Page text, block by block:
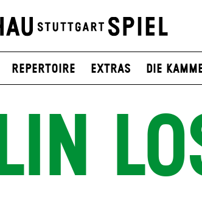
Repertoire Extras Die